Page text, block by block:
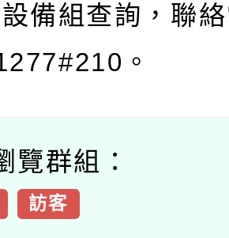
備組查詢，聯
。
覽群組：
訪客